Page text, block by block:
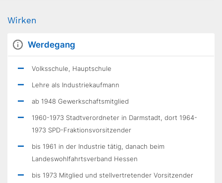
Wirken
Werdegang
Volksschule, Hauptschule
Lehre als Industriekaufmann
ab 1948 Gewerkschaftsmitglied
1960-1973 Stadtverordneter in Darmstadt, dort 1964-
1973 SPD-Fraktionsvorsitzender
bis 1961 in der Industrie tätig, danach beim
Landeswohlfahrtsverband Hessen
bis 1973 Mitglied und stellvertretender Vorsitzender